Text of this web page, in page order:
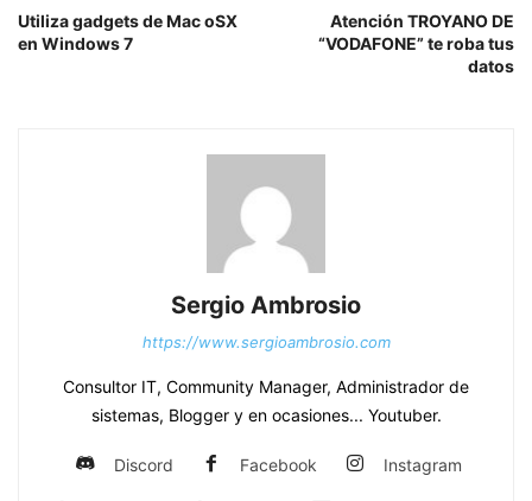
Utiliza gadgets de Mac oSX
en Windows 7
Atención TROYANO DE
“VODAFONE” te roba tus
datos
Sergio Ambrosio
https://www.sergioambrosio.com
Consultor IT, Community Manager, Administrador de
sistemas, Blogger y en ocasiones... Youtuber.
Discord Facebook Instagram